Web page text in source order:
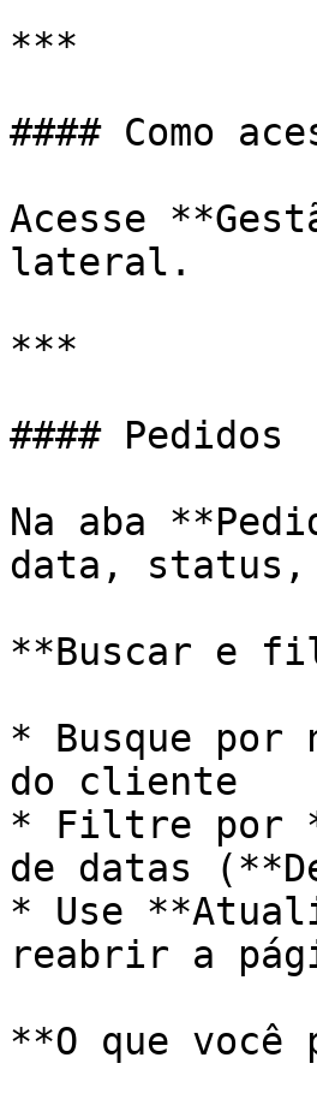
***
#### Como
Acesse
lateral.
***
#### Pedidos
Na aba
data, status,
**Buscar e
* Busque por
do cliente
* Filtre por
de datas
* Use
reabrir a
**O que você